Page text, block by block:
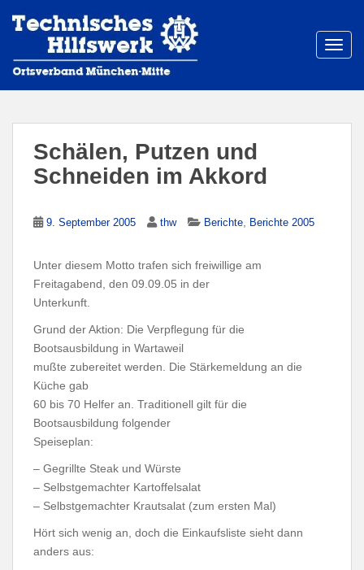
Schälen, Putzen und
Schneiden im Akkord
9. September 2005 thw Berichte Berichte 2005
Unter diesem Motto trafen sich freiwillige am
Freitagabend, den 09.09.05 in der
Unterkunft.
Grund der Aktion: Die Verpflegung für die
Bootsausbildung in Wartaweil
mußte zubereitet werden. Die Stärkemeldung an die
Küche gab
60 bis 70 Helfer an. Traditionell gilt für die
Bootsausbildung folgender
Speiseplan:
– Gegrillte Steak und Würste
– Selbstgemachter Kartoffelsalat
– Selbstgemachter Krautsalat (zum ersten Mal)
Hört sich wenig an, doch die Einkaufsliste sieht dann
anders aus: